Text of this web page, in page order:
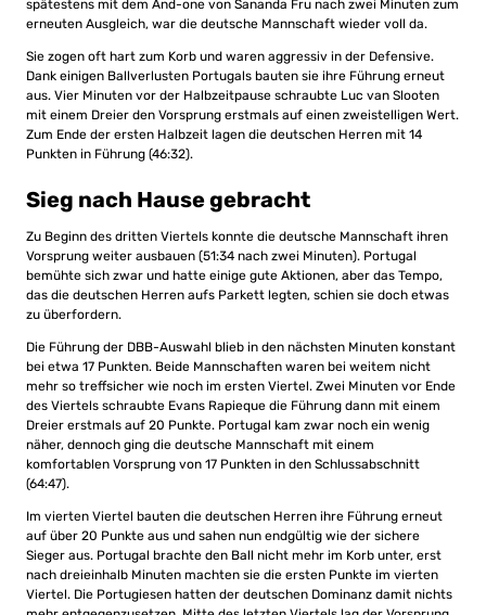
spätestens mit dem And-one von Sananda Fru nach zwei Minuten zum
erneuten Ausgleich, war die deutsche Mannschaft wieder voll da.
Sie zogen oft hart zum Korb und waren aggressiv in der Defensive.
Dank einigen Ballverlusten Portugals bauten sie ihre Führung erneut
aus. Vier Minuten vor der Halbzeitpause schraubte Luc van Slooten
mit einem Dreier den Vorsprung erstmals auf einen zweistelligen Wert.
Zum Ende der ersten Halbzeit lagen die deutschen Herren mit 14
Punkten in Führung (46:32).
Sieg nach Hause gebracht
Zu Beginn des dritten Viertels konnte die deutsche Mannschaft ihren
Vorsprung weiter ausbauen (51:34 nach zwei Minuten). Portugal
bemühte sich zwar und hatte einige gute Aktionen, aber das Tempo,
das die deutschen Herren aufs Parkett legten, schien sie doch etwas
zu überfordern.
Die Führung der DBB-Auswahl blieb in den nächsten Minuten konstant
bei etwa 17 Punkten. Beide Mannschaften waren bei weitem nicht
mehr so treffsicher wie noch im ersten Viertel. Zwei Minuten vor Ende
des Viertels schraubte Evans Rapieque die Führung dann mit einem
Dreier erstmals auf 20 Punkte. Portugal kam zwar noch ein wenig
näher, dennoch ging die deutsche Mannschaft mit einem
komfortablen Vorsprung von 17 Punkten in den Schlussabschnitt
(64:47).
Im vierten Viertel bauten die deutschen Herren ihre Führung erneut
auf über 20 Punkte aus und sahen nun endgültig wie der sichere
Sieger aus. Portugal brachte den Ball nicht mehr im Korb unter, erst
nach dreieinhalb Minuten machten sie die ersten Punkte im vierten
Viertel. Die Portugiesen hatten der deutschen Dominanz damit nichts